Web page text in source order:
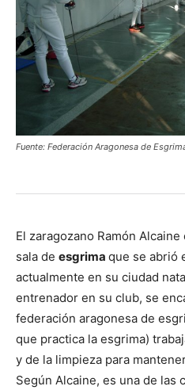
Fuente: Federación Aragonesa de
El zaragozano Ramón
sala de esgrima que se abrió
actualmente en su ciudad
entrenador en su club, se
federación aragonesa de
que practica la esgrima)
y de la limpieza para
Según Alcaine, es una de las